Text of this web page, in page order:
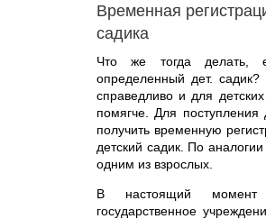
Временная
садика
Что же тогда делать,
определенный дет.
справедливо и для
помягче. Для
получить временную
детский садик. По
одним из взрослых.
В настоящий
государственное